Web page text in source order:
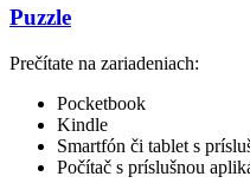
Puzzle
Prečítate na zariadeniach:
Pocketbook
Kindle
Smartfón či tablet s
Počítač s príslušnou